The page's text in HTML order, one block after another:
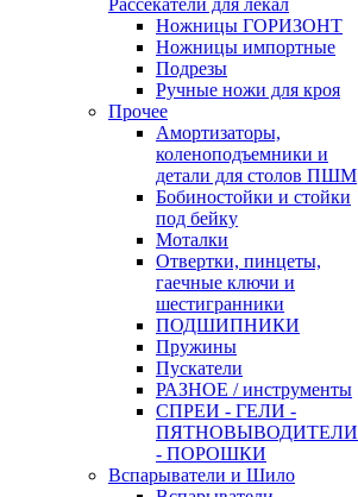
Рассекатели для лекал
Ножницы ГОРИЗОНТ
Ножницы импортные
Подрезы
Ручные ножи для кроя
Прочее
Амортизаторы,
коленоподъемники и
детали для столов ПШМ
Бобиностойки и стойки
под бейку
Моталки
Отвертки, пинцеты,
гаечные ключи и
шестигранники
ПОДШИПНИКИ
Пружины
Пускатели
РАЗНОЕ / инструменты
СПРЕИ - ГЕЛИ -
ПЯТНОВЫВОДИТЕЛИ
- ПОРОШКИ
Вспарыватели и Шило